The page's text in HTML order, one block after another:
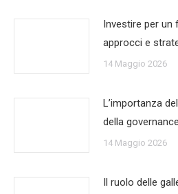
Investire per un
approcci e
14 Maggio 2026
L’importanza
della
14 Maggio 2026
Il ruolo delle